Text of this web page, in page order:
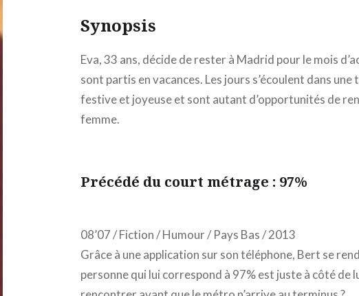
Synopsis
Eva, 33 ans, décide de rester à Madrid pour le mois
sont partis en vacances. Les jours s’écoulent dans
festive et joyeuse et sont autant d’opportunités de
femme.
Précédé du court métrage : 97%
08’07 / Fiction / Humour / Pays Bas / 2013
Grâce à une application sur son téléphone, Bert se
personne qui lui correspond à 97% est juste à côté de